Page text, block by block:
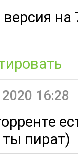
версия
16:28
ты пират)